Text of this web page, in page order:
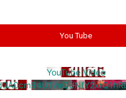
You Tube
YouTube Video